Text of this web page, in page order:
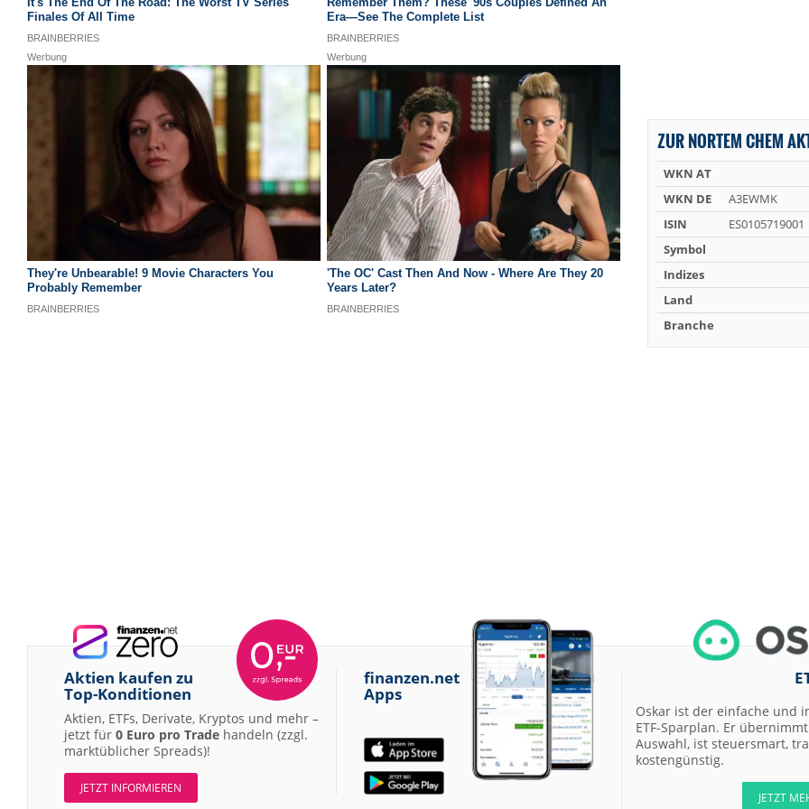
ZUR NORTEM CHEM
WKN AT
WKN DE
A3EWMK
ISIN
ES0105719001
Symbol
Indizes
Land
Branche
Aktien kaufen zu
Top-Konditionen
Aktien, ETFs, Derivate, Kryptos und mehr –
jetzt für 0 Euro pro Trade handeln (zzgl.
marktüblicher Spreads)!
JETZT INFORMIEREN
finanzen.net
Apps
Oskar ist der einfache und
ETF-Sparplan. Er
Auswahl, ist steuersmart,
kostengünstig.
JETZT